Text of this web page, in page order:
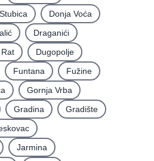
Donja Voća
Draganići
Dugopolje
Funtana
Fužine
Gornja Vrba
Gradina
Gradište
Jarmina